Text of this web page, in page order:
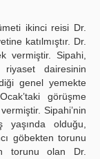
ikinci reisi Dr.
katılmıştır. Dr.
vermiştir. Sipahi,
dairesinin
genel yemekte
görüşme
Sipahi’nin
yaşında olduğu,
göbekten torunu
torunu olan Dr.